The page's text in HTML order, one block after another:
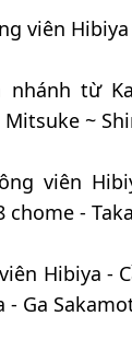
viên
nhánh từ
Mitsuke ~
viên
chome -
Hibiya -
- Ga